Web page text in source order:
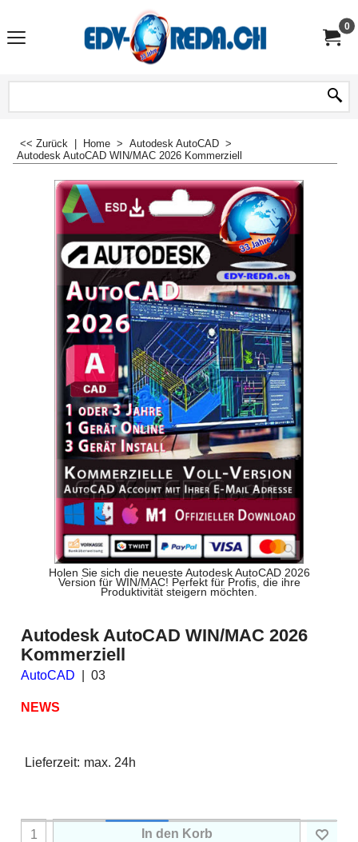
0
<< Zurück Home > Autodesk AutoCAD >
Autodesk AutoCAD WIN/MAC 2026 Kommerziell
Holen Sie sich die neueste Autodesk AutoCAD 2026
Version für WIN/MAC! Perfekt für Profis, die ihre
Produktivität steigern möchten.
Autodesk AutoCAD WIN/MAC 2026
Kommerziell
AutoCAD 03
NEWS
Lieferzeit: max. 24h
In den Korb